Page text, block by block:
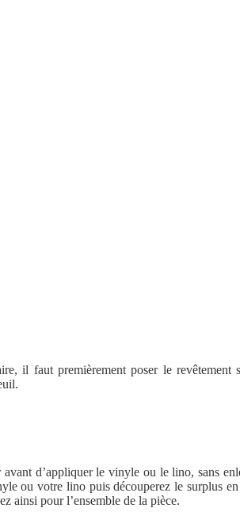
il faut premièrement poser le revêtement
d’appliquer le vinyle ou le lino, sans
ou votre lino puis découperez le surplus
ainsi pour l’ensemble de la pièce.